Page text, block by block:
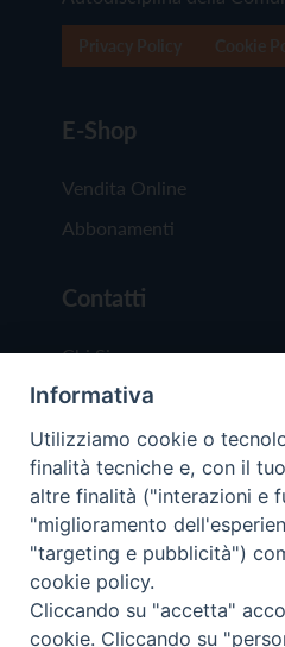
E-Shop
Vendita Online
Abbonamenti
Contatti
Chi Siamo
Redazione
Scrivici
Copyright © 2019 -
Trentina Editrice
Informativa
Utilizziamo cookie o
finalità tecniche e, con il
altre finalità ("interazioni e
"miglioramento
"targeting e pubblicità")
cookie policy.
Cliccando su "accetta"
cookie. Cliccando su